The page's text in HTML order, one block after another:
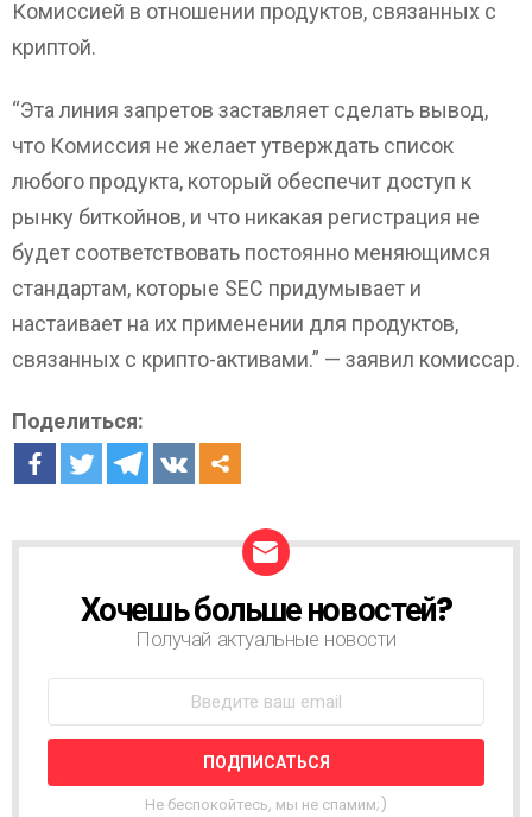
Комиссией в отношении продуктов, связанных с
криптой.
“Эта линия запретов заставляет сделать вывод,
что Комиссия не желает утверждать список
любого продукта, который обеспечит доступ к
рынку биткойнов, и что никакая регистрация не
будет соответствовать постоянно меняющимся
стандартам, которые SEC придумывает и
настаивает на их применении для продуктов,
связанных с крипто-активами.” — заявил комиссар.
Поделиться:
О
Т
Н
Я
Хочешь больше новостей?
Получай актуальные новости
Не беспокойтесь, мы не спамим;)